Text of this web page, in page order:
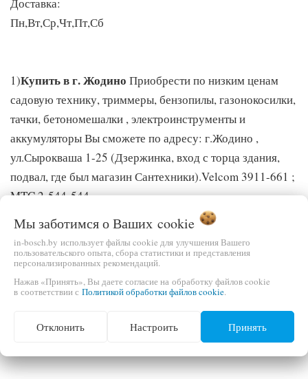
Пн,Вт,Ср,Чт,Пт,Сб
1)Купить в г. Жодино Приобрести по низким ценам
садовую технику, триммеры, бензопилы, газонокосилки,
тачки, бетономешалки , электроинструменты и
аккумуляторы Вы сможете по адресу: г.Жодино ,
ул.Сырокваша 1-25 (Дзержинка, вход с торца здания,
подвал, где был магазин Сантехники).Velcom 3911-661 ;
MTC 2-544-544
Купить в г. Осиповичи.
ценам садовую технику, триммеры, бензопилы,
газонокосилки, тачки, бетономешалки ,
электроинструменты и аккумуляторы Вы сможете по
адресу: г.Осиповичи , ул. Коммунистическая 8А ( За
путями, напротив ж/д вокзала).Velcom 3911-661 ; MTC
Мы заботимся о Ваших cookie
in-bosch.by использует файлы cookie для улучшения Вашего
пользовательского опыта, сбора статистики и представления
персонализированных рекомендаций.
Нажав «Принять», Вы даете согласие на обработку файлов cookie
в соответствии с Политикой обработки файлов cookie.
Отклонить Настроить Принять